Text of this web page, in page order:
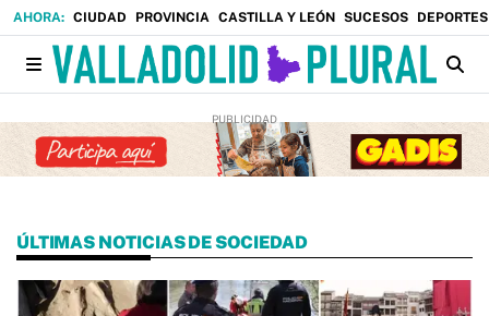
CIUDAD PROVINCIA CASTILLA Y LEÓN SUCESOS DEPORTES
ÚLTIMAS NOTICIAS DE SOCIEDAD